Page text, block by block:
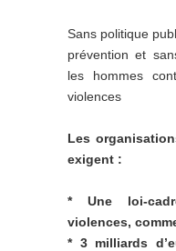
Sans politique
prévention et
les hommes
violences
Les
exigent :
* Une loi-
violences,
* 3 milliards